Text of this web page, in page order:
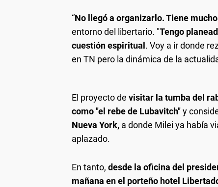
“No llegó a organizarlo. Tiene
entorno del libertario. "Tengo
cuestión espiritual . Voy a ir donde
en TN pero la dinámica de la
El proyecto de visitar la tumba del
como "el rebe de Lubavitch"y
Nueva York, a donde Milei ya había
aplazado.
En tanto, desde la oficina del
mañana en el porteño hotel